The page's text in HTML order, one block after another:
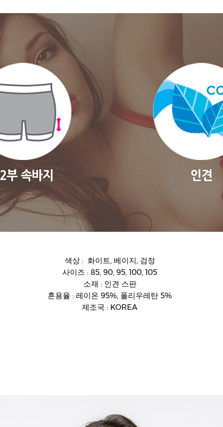
색상 : 화이트, 베이지, 검정
사이즈 : 85, 90, 95, 100, 105
소재 : 인견 스판
혼용율 : 레이온 95%, 폴리우레탄 5%
제조국 : KOREA